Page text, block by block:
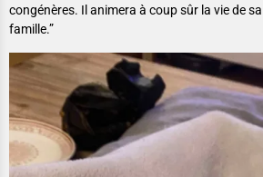
congénères. Il animera à coup sûr la vie de
famille.”